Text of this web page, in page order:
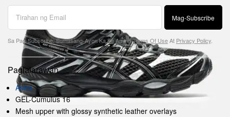
Mag-Subscribe
Sa Pag-Subscribe, Sumasang-Ayon Ka Sa AmingTerms Of UseAt Privacy Policy
Paglalarawan
Asics
GEL-Cumulus 16
Mesh upper with glossy synthetic leather overlays